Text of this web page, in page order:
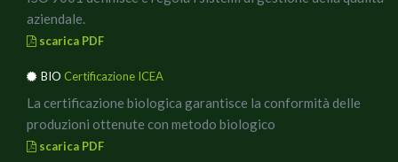
aziendale.
scarica PDF
BIO Certificazione ICEA
La certificazione biologica garantisce la conformità delle
produzioni ottenute con metodo biologico
scarica PDF